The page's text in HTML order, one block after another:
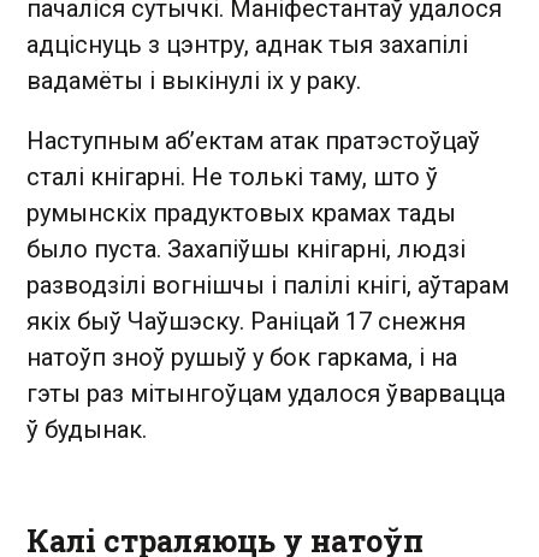
пачаліся сутычкі. Маніфестантаў удалося
адціснуць з цэнтру, аднак тыя захапілі
вадамёты і выкінулі іх у раку.
Наступным аб’ектам атак пратэстоўцаў
сталі кнігарні. Не толькі таму, што ў
румынскіх прадуктовых крамах тады
было пуста. Захапіўшы кнігарні, людзі
разводзілі вогнішчы і палілі кнігі, аўтарам
якіх быў Чаўшэску. Раніцай 17 снежня
натоўп зноў рушыў у бок гаркама, і на
гэты раз мітынгоўцам удалося ўварвацца
ў будынак.
Калі страляюць у натоўп